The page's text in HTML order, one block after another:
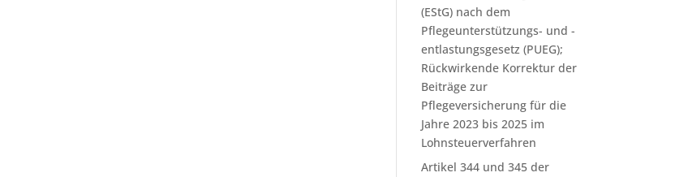
(EStG) nach dem
Pflegeunterstützungs- und -
entlastungsgesetz (PUEG);
Rückwirkende Korrektur der
Beiträge zur
Pflegeversicherung für die
Jahre 2023 bis 2025 im
Lohnsteuerverfahren
Artikel 344 und 345 der